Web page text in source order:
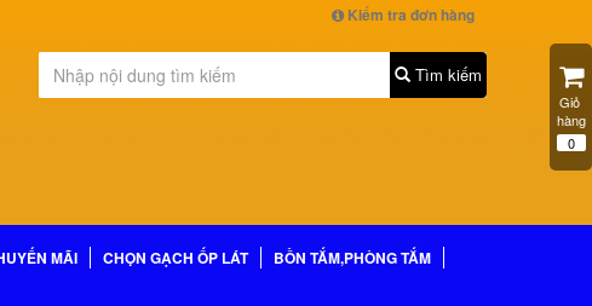
Kiểm tra đơn hàng
Tìm kiếm
MÃI CHỌN GẠCH ỐP LÁT BỒN TẮM,PHÒNG TẮM
Giỏ
hàng
0